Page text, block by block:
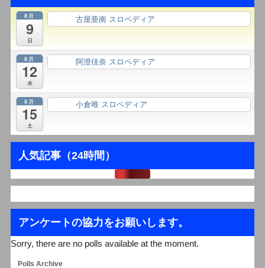
8月
9
日
古屋亜南 スロペディア
8月
12
水
阿澄佳奈 スロペディア
8月
15
土
小倉唯 スロペディア
人気記事（24時間）
アンケートの協力をお願いします。
Sorry, there are no polls available at the moment.
Polls Archive